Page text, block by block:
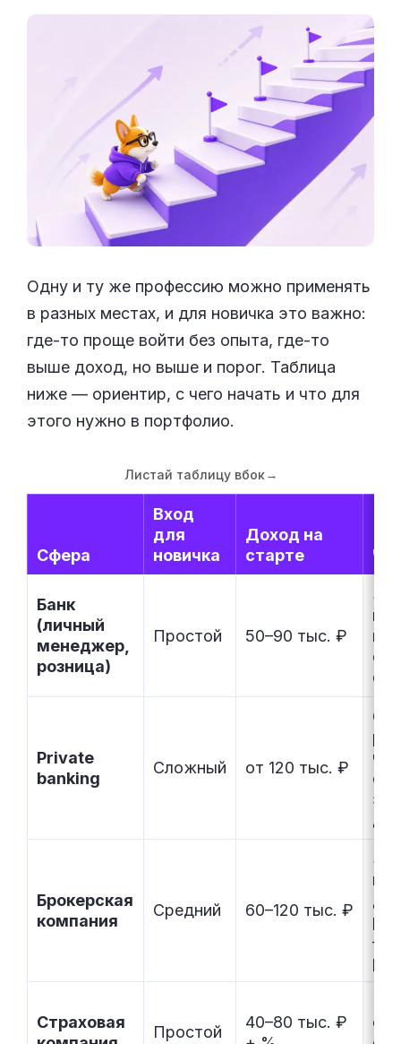
Одну и ту же профессию можно применять
в разных местах, и для новичка это важно:
где-то проще войти без опыта, где-то
выше доход, но выше и порог. Таблица
ниже — ориентир, с чего начать и что для
этого нужно в портфолио.
Листай таблицу вбок →
Сфера
Вход
для
новичка
Доход на
старте
Банк
(личный
менеджер,
розница)
Простой 50–90 тыс. ₽
Private
banking
Сложный от 120 тыс. ₽
Брокерская
компания
Средний 60–120 тыс. ₽
для
—
Страховая
Простой
40–80 тыс. ₽